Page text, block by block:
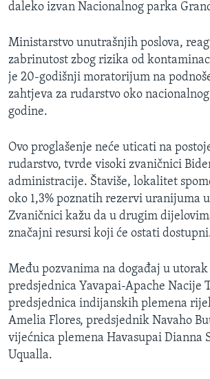
daleko izvan Nacionalnog parka
Ministarstvo unutrašnjih poslova,
zabrinutost zbog rizika od
je 20-godišnji moratorijum na
zahtjeva za rudarstvo oko
godine.
Ovo proglašenje neće uticati na
rudarstvo, tvrde visoki zvaničnici
administracije. Štaviše, lokalitet
oko 1,3% poznatih rezervi uranijuma
Zvaničnici kažu da u drugim
značajni resursi koji će ostati
Među pozvanima na događaj u
predsjednica Yavapai-Apache Nacije
predsjednica indijanskih plemena
Amelia Flores, predsjednik Navaho
vijećnica plemena Havasupai Dianna
Uqualla.